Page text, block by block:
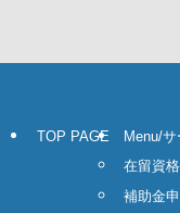
TOP PAGE
Menu/
在留資
補助金